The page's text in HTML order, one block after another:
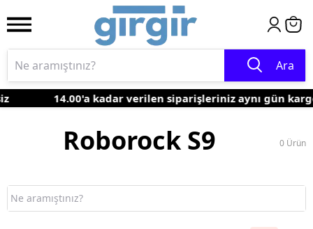
Ara
14.00'a kadar verilen siparişleriniz aynı gün
Roborock S9 0 Ürün